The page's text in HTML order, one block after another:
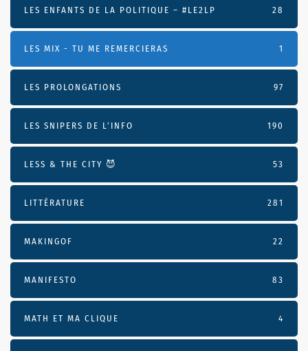
LES ENFANTS DE LA POLITIQUE – #LE2LP 28
LES MIX - TU ME REMERCIERAS 1
LES PROLONGATIONS 97
LES SNIPERS DE L’INFO 190
LESS & THE CITY 😈 53
LITTÉRATURE 281
MAKINGOF 22
MANIFESTO 83
MATH ET MA CLIQUE 4